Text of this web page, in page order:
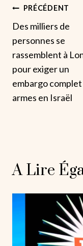
Navigation
De
L’article
PRÉCÉDENT
Des milliers de
personnes se
rassemblent à
pour exiger un
embargo complet
armes en Israël
A Lire